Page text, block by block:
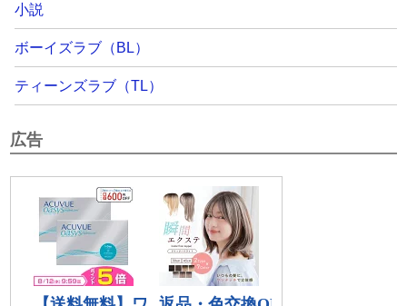
小説
ボーイズラブ（BL）
ティーンズラブ（TL）
広告